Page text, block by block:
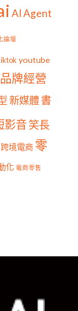
AI Agent
論壇
youtube
品牌經營
新媒體書
影音笑長
跨境電商 零
化 電商零售